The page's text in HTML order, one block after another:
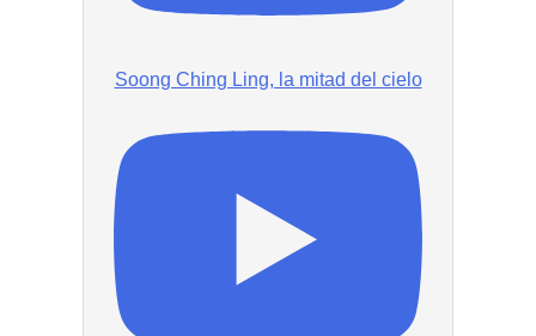
Soong Ching Ling, la mitad del cielo